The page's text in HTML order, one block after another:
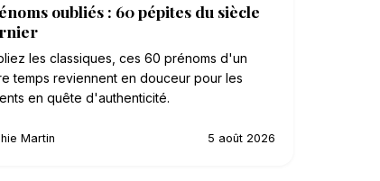
oubliés : 60 pépites du siècle
les classiques, ces 60 prénoms d'un
temps reviennent en douceur pour les
en quête d'authenticité.
Martin 5 août 2026